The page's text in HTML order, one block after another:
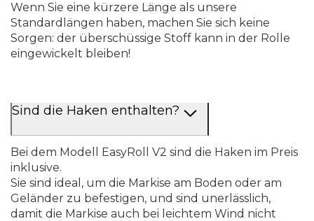
Wenn Sie eine kürzere Länge als unsere
Standardlängen haben, machen Sie sich keine
Sorgen: der überschüssige Stoff kann in der Rolle
eingewickelt bleiben!
Sind die Haken enthalten?
Bei dem Modell EasyRoll V2 sind die Haken im Preis
inklusive.
Sie sind ideal, um die Markise am Boden oder am
Geländer zu befestigen, und sind unerlässlich,
damit die Markise auch bei leichtem Wind nicht